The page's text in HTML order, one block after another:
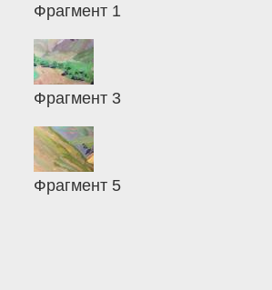
Фрагмент 1
Фрагмент 3
Фрагмент 5